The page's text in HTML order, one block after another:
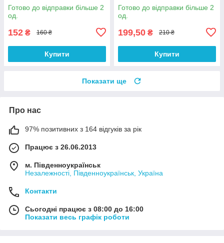
Готово до відправки більше 2
од.
152 ₴ 160 ₴
Купити
Готово до відправки більше 2
од.
199,50 ₴ 210 ₴
Купити
Показати ще
Про нас
97% позитивних з 164 відгуків за рік
Працює з 26.06.2013
м. Південноукраїнськ
Незалежності, Південноукраїнськ, Україна
Контакти
Сьогодні працює з 08:00 до 16:00
Показати весь графік роботи